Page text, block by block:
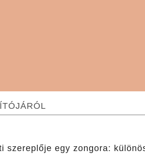
szereplője egy zongora: